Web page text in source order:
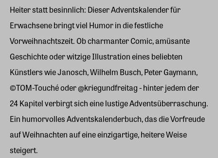
Heiter statt besinnlich: Dieser Adventskalender für
Erwachsene bringt viel Humor in die festliche
Vorweihnachtszeit. Ob charmanter Comic, amüsante
Geschichte oder witzige Illustration eines beliebten
Künstlers wie Janosch, Wilhelm Busch, Peter Gaymann,
©TOM-Touché oder @kriegundfreitag - hinter jedem der
24 Kapitel verbirgt sich eine lustige Adventsüberraschung.
Ein humorvolles Adventskalenderbuch, das die Vorfreude
auf Weihnachten auf eine einzigartige, heitere Weise
steigert.